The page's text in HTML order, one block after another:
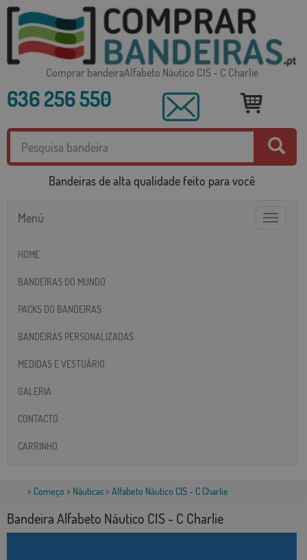
Comprar bandeiraAlfabeto Náutico CIS - C Charlie
636 256 550
Bandeiras de alta qualidade feito para você
Toggle
Menú
HOME
BANDEIRAS DO MUNDO
PACKS DO BANDEIRAS
BANDEIRAS PERSONALIZADAS
MEDIDAS E VESTUÁRIO
GALERIA
CONTACTO
CARRINHO
> Começo > Náuticas> Alfabeto Náutico CIS - C Charlie
Bandeira Alfabeto Náutico CIS - C Charlie